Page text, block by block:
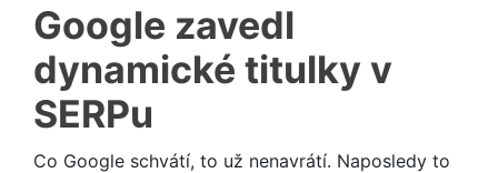
Google zavedl
dynamické titulky v
SERPu
Co Google schvátí, to už nenavrátí. Naposledy to